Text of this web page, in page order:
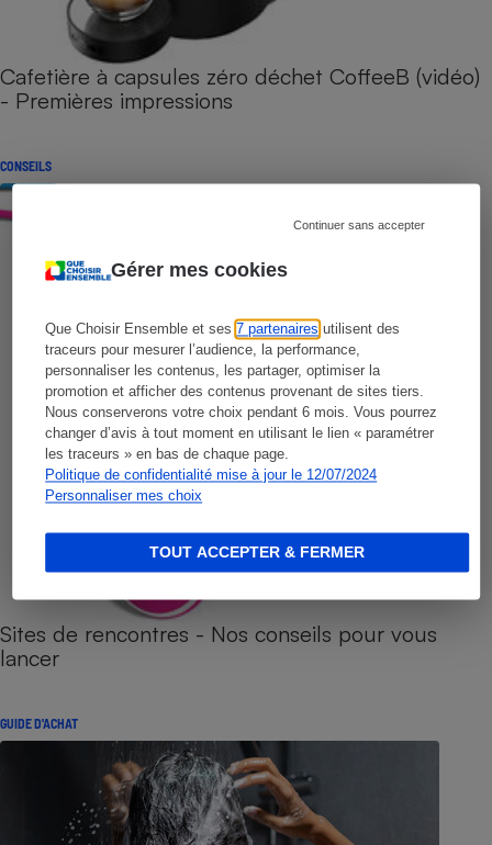
Gérer mes cookies
Que Choisir Ensemble et ses7 partenaires utilisent des
traceurs pour mesurer l’audience, la performance,
personnaliser les contenus, les partager, optimiser la
promotion et afficher des contenus provenant de sites tiers.
Nous conserverons votre choix pendant 6 mois. Vous pourrez
changer d’avis à tout moment en utilisant le lien « paramétrer
les traceurs » en bas de chaque page.
Politique de confidentialité mise à jour le 12/07/2024
Personnaliser mes choix
Continuer sans accepter
TOUT ACCEPTER & FERMER
Cafetière à capsules zéro déchet CoffeeB (vidéo)
- Premières impressions
CONSEILS
Sites de rencontres - Nos conseils pour vous
lancer
GUIDE D'ACHAT